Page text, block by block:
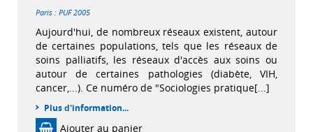
Paris : PUF 2005
Aujourd'hui, de nombreux réseaux existent, autour
de certaines populations, tels que les réseaux de
soins palliatifs, les réseaux d'accès aux soins ou
autour de certaines pathologies (diabète, VIH,
cancer,...). Ce numéro de "Sociologies pratique[...]
Plus d'information...
Ajouter au panier